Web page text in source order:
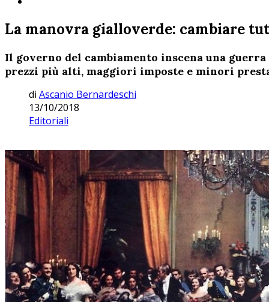
La manovra gialloverde: cambiare
Il governo del cambiamento inscena una
prezzi più alti, maggiori imposte e minori
di Ascanio Bernardeschi
13/10/2018
Editoriali